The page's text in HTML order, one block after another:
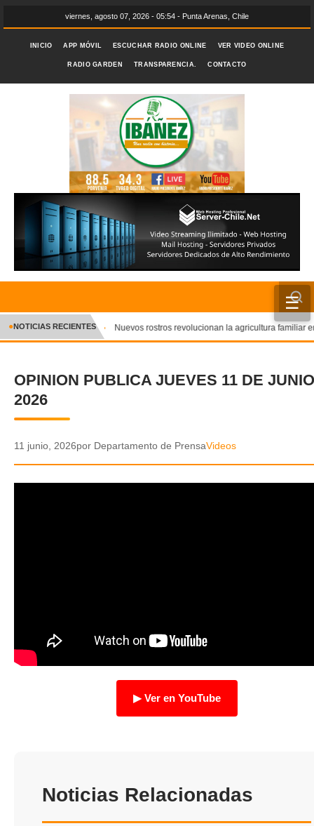
viernes, agosto 07, 2026 - 05:54 - Punta Arenas, Chile
INICIO APP MÓVIL ESCUCHAR RADIO ONLINE VER VIDEO ONLINE
RADIO GARDEN TRANSPARENCIA. CONTACTO
☰
INICIO
CRÓNICA
DEPORTES
POLICIAL
TRANSPARENCIA
✕
●NOTICIAS RECIENTES Nuevos rostros revolucionan la agricultura familiar
OPINION PUBLICA JUEVES 11 DE JUNIO
2026
11 junio, 2026por Departamento de PrensaVideos
▶ Ver en YouTube
Noticias Relacionadas